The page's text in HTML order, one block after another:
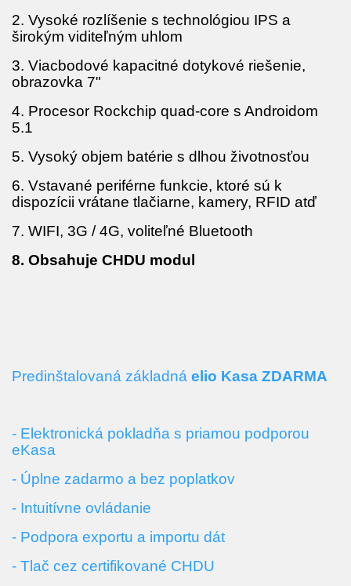
2. Vysoké rozlíšenie s technológiou IPS a
širokým viditeľným uhlom
3. Viacbodové kapacitné dotykové riešenie,
obrazovka 7"
4. Procesor Rockchip quad-core s Androidom
5.1
5. Vysoký objem batérie s dlhou životnosťou
6. Vstavané periférne funkcie, ktoré sú k
dispozícii vrátane tlačiarne, kamery, RFID atď
7. WIFI, 3G / 4G, voliteľné Bluetooth
8. Obsahuje CHDU modul
Predinštalovaná základná elio Kasa ZDARMA
- Elektronická pokladňa s priamou podporou
eKasa
- Úplne zadarmo a bez poplatkov
- Intuitívne ovládanie
- Podpora exportu a importu dát
- Tlač cez certifikované CHDU